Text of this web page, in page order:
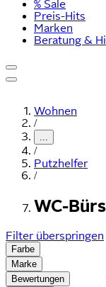
% Sale
Preis-Hits
Marken
Beratung &
Wohnen
/
...
/
Putzhelfer
/
WC-
Filter überspringen
Farbe
Marke
Bewertungen